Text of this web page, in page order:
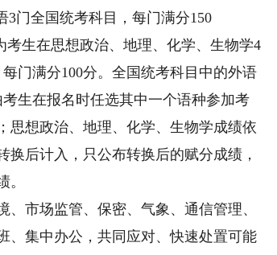
3门全国统考科目，每门满分150
考生在思想政治、地理、化学、生物学4
门满分100分。全国统考科目中的外语
生在报名时任选其中一个语种参加考
思想政治、地理、化学、生物学成绩依
后计入，只公布转换后的赋分成绩，
。
市场监管、保密、气象、通信管理、
、集中办公，共同应对、快速处置可能